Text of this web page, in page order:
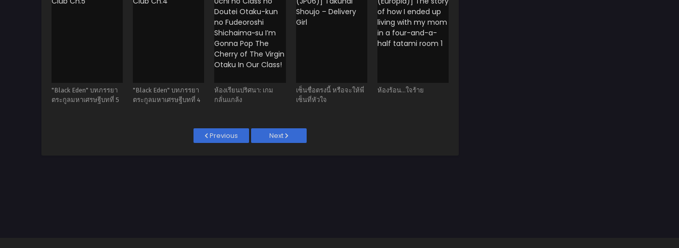
"Black Eden" บทภรรยา
ตระกูลมหาเศรษฐีบทที่ 5
"Black Eden" บทภรรยา
ตระกูลมหาเศรษฐีบทที่ 4
ห้องเรียนปริศนา: เกม
กลั่นแกล้ง
เซ็นชื่อตรงนี้ หรือจะให้พี่
เซ็นที่หัวใจ
ห้องร้อน...ใจร้าย
Previous Next